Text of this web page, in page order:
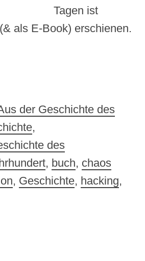
Tagen ist
als E-Book) erschienen.
der Geschichte des
,
des
, buch, chaos
, Geschichte, hacking,